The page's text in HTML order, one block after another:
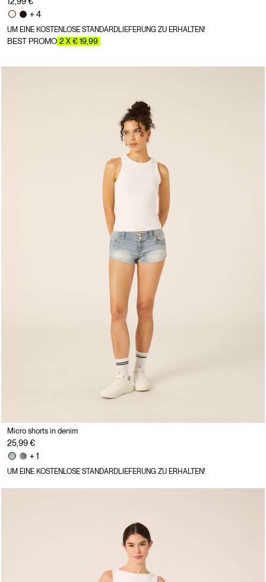
+ 4
UM EINE KOSTENLOSE STANDARDLIEFERUNG ZU ERHALTEN!
BEST PROMO 2 X € 19,99
Micro shorts in denim
25,99 €
+ 1
UM EINE KOSTENLOSE STANDARDLIEFERUNG ZU ERHALTEN!